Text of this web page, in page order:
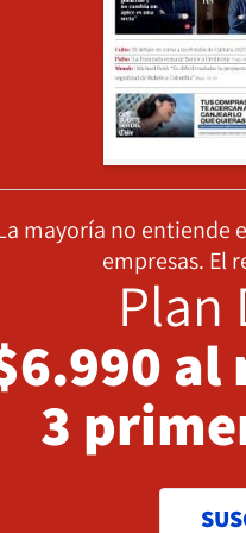
mayoría no entiende
empresas. El
Plan
al
3